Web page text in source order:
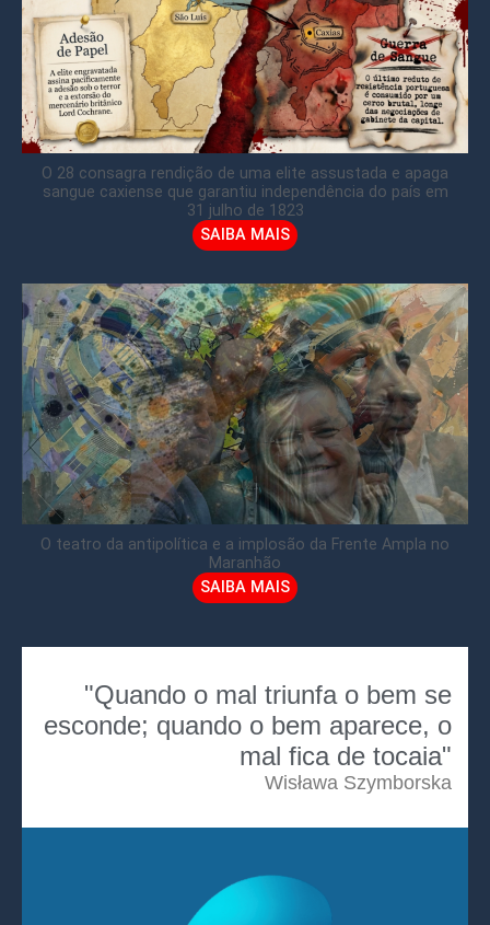
O 28 consagra rendição de uma elite assustada e apaga
sangue caxiense que garantiu independência do país em
31 julho de 1823
SAIBA MAIS
O teatro da antipolítica e a implosão da Frente Ampla no
Maranhão
SAIBA MAIS
"Quando o mal triunfa o bem se
esconde; quando o bem aparece, o
mal fica de tocaia"
Wisława Szymborska